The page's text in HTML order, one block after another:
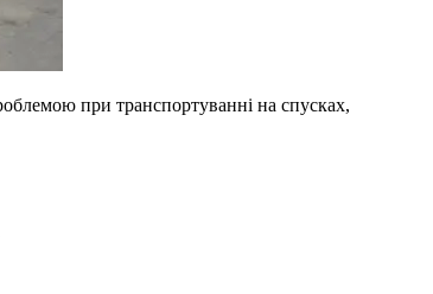
при транспортуванні на спусках,